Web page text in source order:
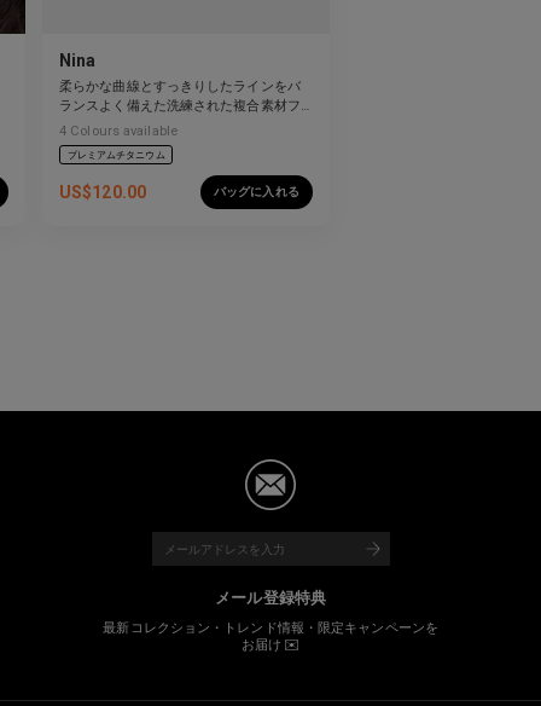
Nina
柔らかな曲線とすっきりしたラインをバ
ランスよく備えた洗練された複合素材フ
レーム。
4 Colours available
プレミアムチタニウム
US$120.00 バッグに入れる
メール登録特典
最新コレクション・トレンド情報・限定キャンペーンを
お届け ✉️